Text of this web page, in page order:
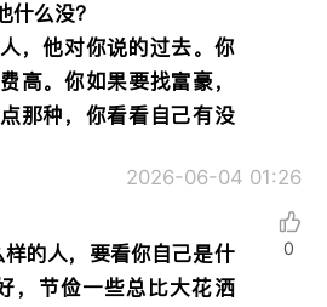
什么没？
，他对你说的过去。你
高。你如果要找富豪，
那种，你看看自己有没
2026-06-04 01:26
的人，要看你自己是什
，节俭一些总比大花洒
0